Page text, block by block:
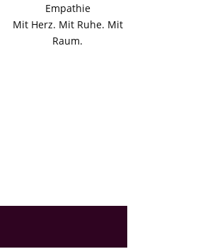
Empathie
Mit Herz. Mit Ruhe. Mit
Raum.